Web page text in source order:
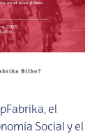
el
Social y el